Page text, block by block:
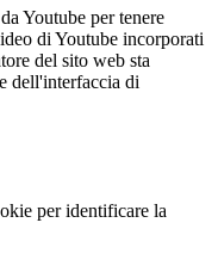
Youtube per tenere
di Youtube incorporati
del sito web sta
dell'interfaccia di
per identificare la